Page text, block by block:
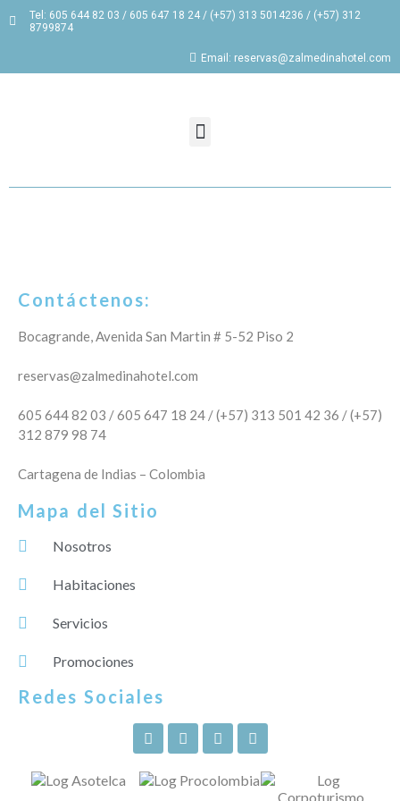
Tel: 605 644 82 03 / 605 647 18 24 / (+57) 313 5014236 / (+57) 312
8799874
Email: reservas@zalmedinahotel.com
Contáctenos:
Bocagrande, Avenida San Martin # 5-52 Piso 2
reservas@zalmedinahotel.com
605 644 82 03 / 605 647 18 24 / (+57) 313 501 42 36 / (+57)
312 879 98 74
Cartagena de Indias – Colombia
Mapa del Sitio
Nosotros
Habitaciones
Servicios
Promociones
Redes Sociales